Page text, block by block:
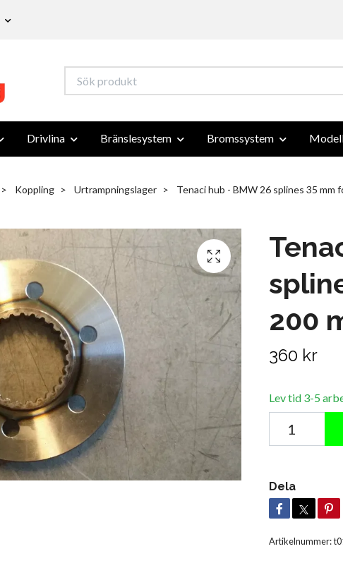
Drivlina Bränslesystem Bromssystem
Koppling Urtrampningslager Tenaci hub - BMW 26 splines 35 mm
200
360 kr
Lev tid 3-5
Dela
Artikelnummer: